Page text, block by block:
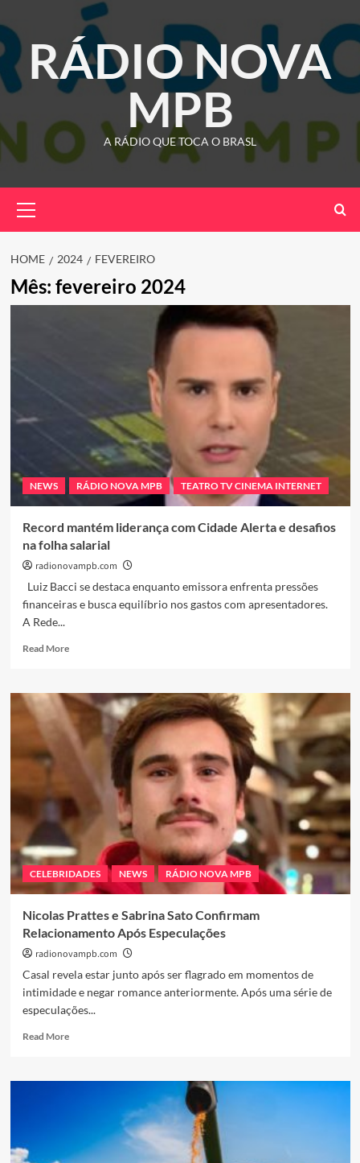
to
contentRÁDIO NOVA
MPB
A RÁDIO QUE TOCA O BRASL
Menu
HOME 2024 FEVEREIRO
Mês: fevereiro 2024
NEWS RÁDIO NOVA MPB TEATRO TV CINEMA INTERNET
Record mantém liderança com Cidade Alerta e desafios
na folha salarial
radionovampb.com
Luiz Bacci se destaca enquanto emissora enfrenta pressões
financeiras e busca equilíbrio nos gastos com apresentadores.
A Rede...
Read MoreRead
Record
mantém
liderança
com
Cidade
desafios
na
folha
salarial
CELEBRIDADES NEWS RÁDIO NOVA MPB
Nicolas Prattes e Sabrina Sato Confirmam
Relacionamento Após Especulações
radionovampb.com
Casal revela estar junto após ser flagrado em momentos de
intimidade e negar romance anteriormente. Após uma série de
especulações...
Read MoreRead
Nicolas
Confirmam